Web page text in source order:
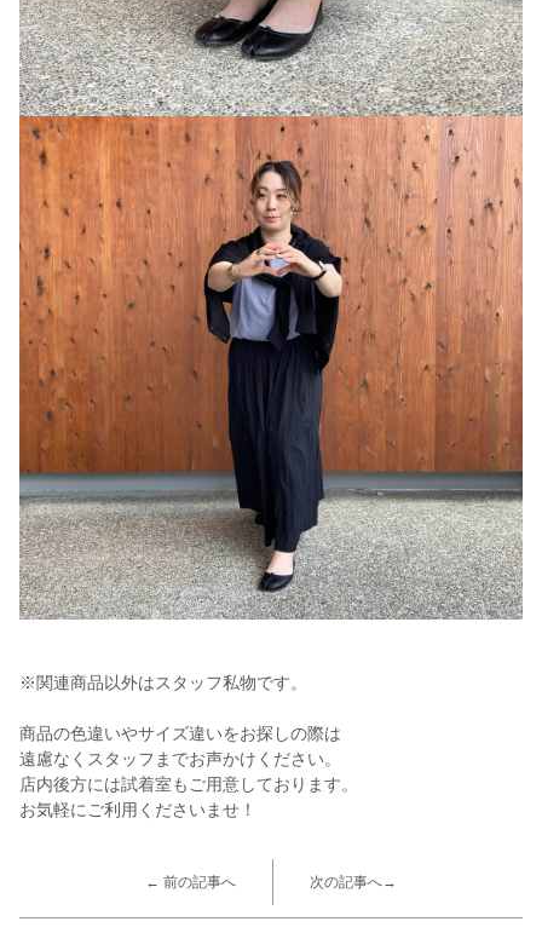
※関連商品以外はスタッフ私物です。
商品の色違いやサイズ違いをお探しの際は
遠慮なくスタッフまでお声かけください。
店内後方には試着室もご用意しております。
お気軽にご利用くださいませ！
← 前の記事へ 次の記事へ→